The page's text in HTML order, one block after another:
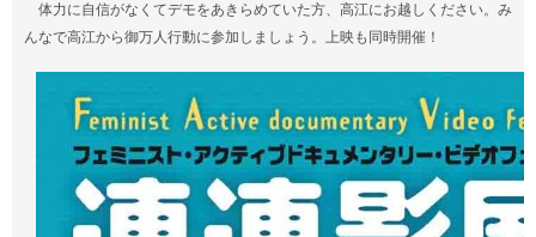
体力に自信がなくてデモをあきらめていた方、高江にお越しください。み
んなで高江から御万人行動に参加しましょう。上映も同時開催！